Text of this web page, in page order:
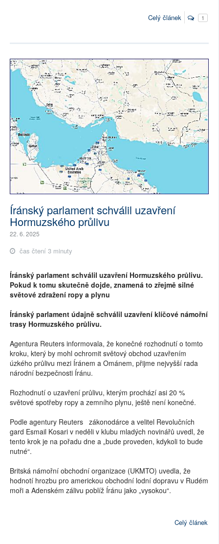
Celý článek 1
Íránský parlament schválil uzavření
Hormuzského průlivu
22. 6. 2025
čas čtení 3 minuty
Íránský parlament schválil uzavření Hormuzského průlivu.
Pokud k tomu skutečně dojde, znamená to zřejmě silné
světové zdražení ropy a plynu
Íránský parlament údajně schválil uzavření klíčové námořní
trasy Hormuzského průlivu.
Agentura Reuters informovala, že konečné rozhodnutí o tomto
kroku, který by mohl ochromit světový obchod uzavřením
úzkého průlivu mezi Íránem a Ománem, přijme nejvyšší rada
národní bezpečnosti Íránu.
Rozhodnutí o uzavření průlivu, kterým prochází asi 20 %
světové spotřeby ropy a zemního plynu, ještě není konečné.
Podle agentury Reuters zákonodárce a velitel Revolučních
gard Esmail Kosari v neděli v klubu mladých novinářů uvedl, že
tento krok je na pořadu dne a „bude proveden, kdykoli to bude
nutné“.
Britská námořní obchodní organizace (UKMTO) uvedla, že
hodnotí hrozbu pro americkou obchodní lodní dopravu v Rudém
moři a Adenském zálivu poblíž Íránu jako „vysokou“.
Celý článek